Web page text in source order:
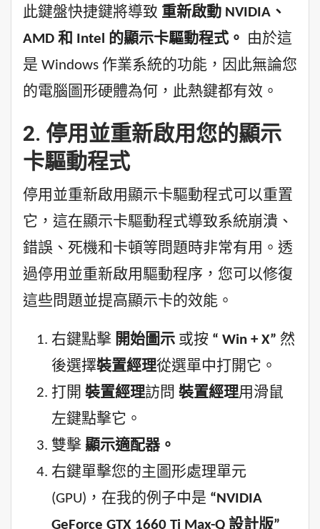
此鍵盤快捷鍵將導致 重新啟動 NVIDIA、
AMD 和 Intel 的顯示卡驅動程式。
由於這
是 Windows 作業系統的功能，因此無論您
的電腦圖形硬體為何，此熱鍵都有效。
2. 停用並重新啟用您的顯示
卡驅動程式
停用並重新啟用顯示卡驅動程式可以重置
它，這在顯示卡驅動程式導致系統崩潰、
錯誤、死機和卡頓等問題時非常有用。透
過停用並重新啟用驅動程序，您可以修復
這些問題並提高顯示卡的效能。
右鍵點擊 開始圖示 或按 “ Win + X” 然
後選擇裝置經理從選單中打開它。
打開 裝置經理訪問 裝置經理用滑鼠
左鍵點擊它。
雙擊 顯示適配器。
右鍵單擊您的主圖形處理單元
(GPU)，在我的例子中是 “NVIDIA
GeForce GTX 1660 Ti Max-Q 設計版”